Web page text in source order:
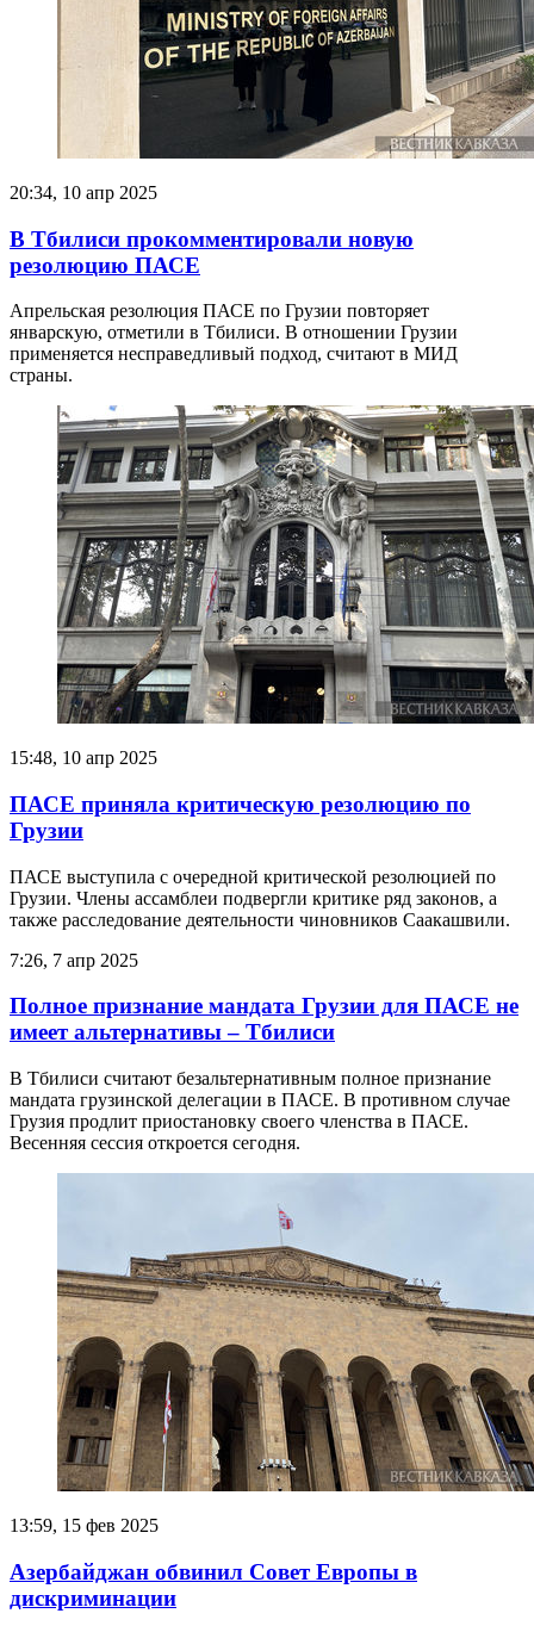
20:34, 10 апр 2025
В Тбилиси прокомментировали новую
резолюцию ПАСЕ
Апрельская резолюция ПАСЕ по Грузии повторяет
январскую, отметили в Тбилиси. В отношении Грузии
применяется несправедливый подход, считают в МИД
страны.
15:48, 10 апр 2025
ПАСЕ приняла критическую резолюцию по
Грузии
ПАСЕ выступила с очередной критической резолюцией по
Грузии. Члены ассамблеи подвергли критике ряд законов, а
также расследование деятельности чиновников Саакашвили.
7:26, 7 апр 2025
Полное признание мандата Грузии для ПАСЕ не
имеет альтернативы – Тбилиси
В Тбилиси считают безальтернативным полное признание
мандата грузинской делегации в ПАСЕ. В противном случае
Грузия продлит приостановку своего членства в ПАСЕ.
Весенняя сессия откроется сегодня.
13:59, 15 фев 2025
Азербайджан обвинил Совет Европы в
дискриминации